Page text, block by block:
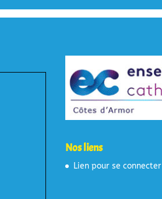
Nos liens
Lien pour se connecter